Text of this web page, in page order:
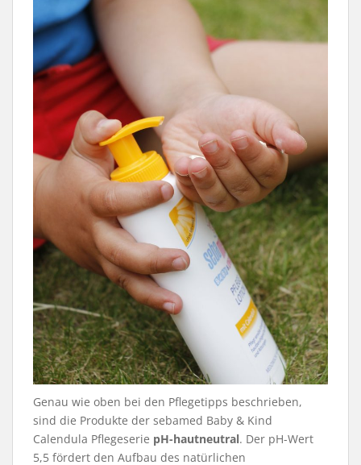
Genau wie oben bei den Pflegetipps beschrieben,
sind die Produkte der sebamed Baby & Kind
Calendula Pflegeserie pH-hautneutral. Der pH-Wert
5,5 fördert den Aufbau des natürlichen